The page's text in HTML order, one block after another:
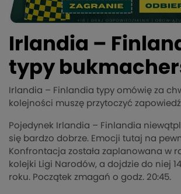
Irlandia –
typy
Irlandia – Finlandia typy omówię za
kolejności muszę przytoczyć
Pojedynek Irlandia – Finlandia
się bardzo dobrze. Emocji tutaj na
Konfrontacja została zaplanowana w
kolejki Ligi Narodów, a dojdzie do niej
roku. Początek zmagań o godz. 20:45.